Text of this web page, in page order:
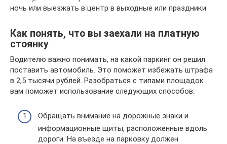
ночь или выезжать в центр в выходные или праздники.
Как понять, что вы заехали на платную
стоянку
Водителю важно понимать, на какой паркинг он решил
поставить автомобиль. Это поможет избежать штрафа
в 2,5 тысячи рублей. Разобраться с типами площадок
вам поможет использование следующих способов:
Обращать внимание на дорожные знаки и
информационные щиты, расположенные вдоль
дороги. На въезде на парковку должен